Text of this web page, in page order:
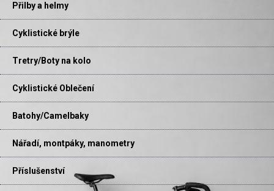
Přilby a helmy
Cyklistické brýle
Tretry/Boty na kolo
Cyklistické Oblečení
Batohy/Camelbaky
Nářadí, montpáky, manometry
Příslušenství